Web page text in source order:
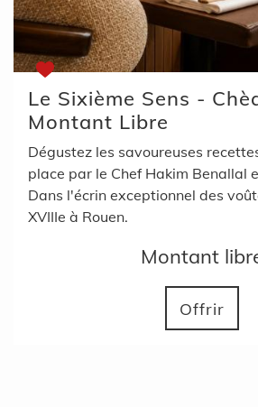
Le Sixième Sens -
Montant Libre
Dégustez les savoureuses
place par le Chef Hakim Benallal
Dans l'écrin exceptionnel des
XVIIIe à Rouen.
Montant
Offrir